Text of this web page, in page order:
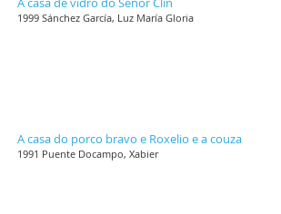
1999 Sánchez García, Luz María Gloria
A casa do porco bravo e Roxelio e a couza
1991 Puente Docampo, Xabier